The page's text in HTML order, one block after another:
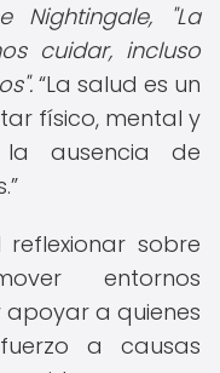
Nightingale, "La
cuidar, incluso
La salud es un
físico, mental y
ausencia de
sobre
entornos
a quienes
a causas